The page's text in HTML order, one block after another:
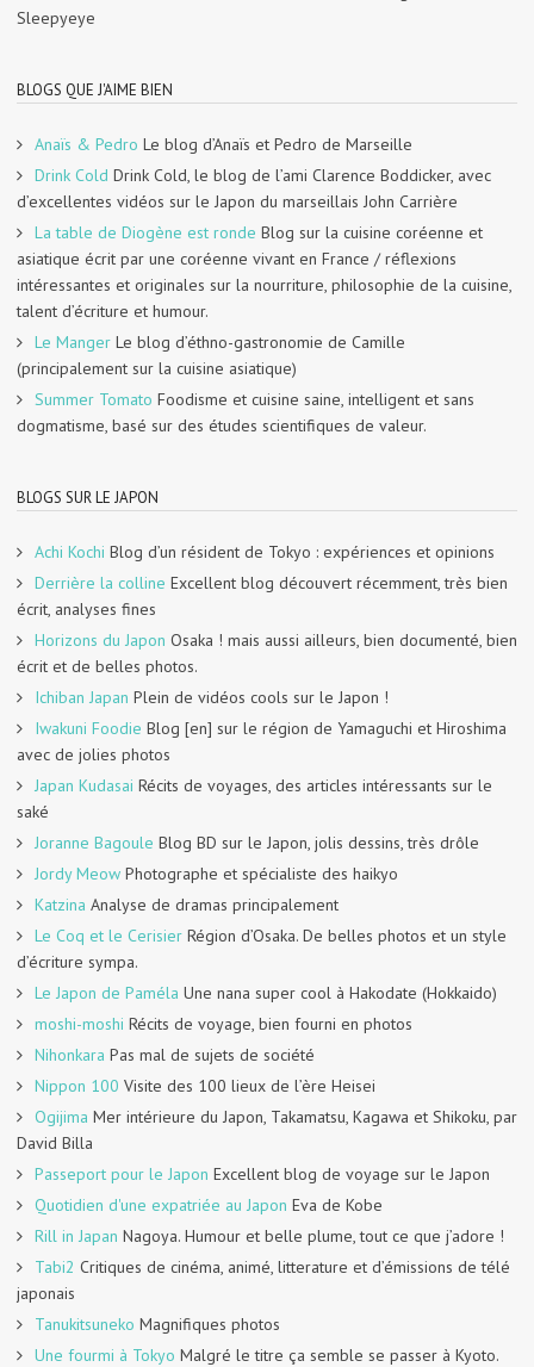
Sleepyeye
BLOGS QUE J'AIME BIEN
Anaïs & Pedro Le blog d’Anaïs et Pedro de Marseille
Drink Cold Drink Cold, le blog de l’ami Clarence Boddicker, avec
d’excellentes vidéos sur le Japon du marseillais John Carrière
La table de Diogène est ronde Blog sur la cuisine coréenne et
asiatique écrit par une coréenne vivant en France / réflexions
intéressantes et originales sur la nourriture, philosophie de la cuisine,
talent d’écriture et humour.
Le Manger Le blog d’éthno-gastronomie de Camille
(principalement sur la cuisine asiatique)
Summer Tomato Foodisme et cuisine saine, intelligent et sans
dogmatisme, basé sur des études scientifiques de valeur.
BLOGS SUR LE JAPON
Achi Kochi Blog d’un résident de Tokyo : expériences et opinions
Derrière la colline Excellent blog découvert récemment, très bien
écrit, analyses fines
Horizons du Japon Osaka ! mais aussi ailleurs, bien documenté, bien
écrit et de belles photos.
Ichiban Japan Plein de vidéos cools sur le Japon !
Iwakuni Foodie Blog [en] sur le région de Yamaguchi et Hiroshima
avec de jolies photos
Japan Kudasai Récits de voyages, des articles intéressants sur le
saké
Joranne Bagoule Blog BD sur le Japon, jolis dessins, très drôle
Jordy Meow Photographe et spécialiste des haikyo
Katzina Analyse de dramas principalement
Le Coq et le Cerisier Région d’Osaka. De belles photos et un style
d’écriture sympa.
Le Japon de Paméla Une nana super cool à Hakodate (Hokkaido)
moshi-moshi Récits de voyage, bien fourni en photos
Nihonkara Pas mal de sujets de société
Nippon 100 Visite des 100 lieux de l’ère Heisei
Ogijima Mer intérieure du Japon, Takamatsu, Kagawa et Shikoku, par
David Billa
Passeport pour le Japon Excellent blog de voyage sur le Japon
Quotidien d'une expatriée au Japon Eva de Kobe
Rill in Japan Nagoya. Humour et belle plume, tout ce que j’adore !
Tabi2 Critiques de cinéma, animé, litterature et d’émissions de télé
japonais
Tanukitsuneko Magnifiques photos
Une fourmi à Tokyo Malgré le titre ça semble se passer à Kyoto.